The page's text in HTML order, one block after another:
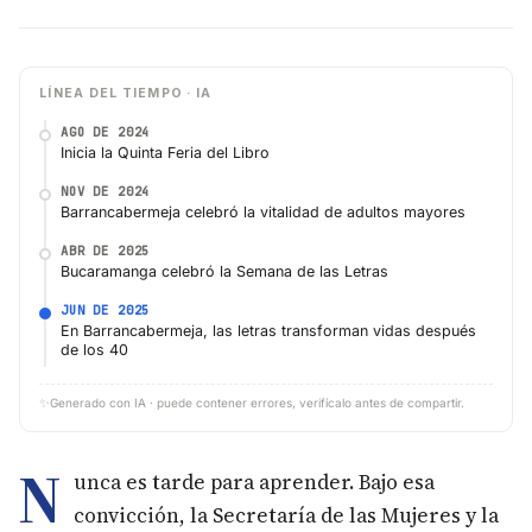
LÍNEA DEL TIEMPO · IA
AGO DE 2024
Inicia la Quinta Feria del Libro
NOV DE 2024
Barrancabermeja celebró la vitalidad de adultos mayores
ABR DE 2025
Bucaramanga celebró la Semana de las Letras
JUN DE 2025
En Barrancabermeja, las letras transforman vidas después
de los 40
✨ Generado con IA · puede contener errores, verifícalo antes de compartir.
N unca es tarde para aprender. Bajo esa
convicción, la Secretaría de las Mujeres y la